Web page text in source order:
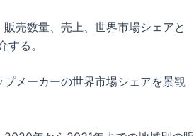
売数量、売上、世界市場シェアと
る。
メーカーの世界市場シェアを景観